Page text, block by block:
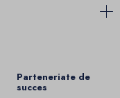
Parteneriate de
succes